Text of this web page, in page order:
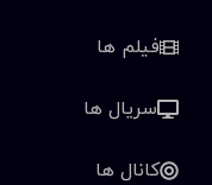
فیلم ها
سریال ها
کانال ها